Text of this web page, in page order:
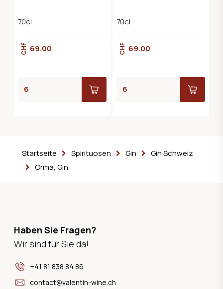
70cl
CHF 69.00
70cl
CHF 69.00
Startseite Spirituosen Gin
Gin Schweiz
Orma, Gin
Haben Sie Fragen?
Wir sind für Sie da!
+41 81 838 84 86
contact@valentin-wine.ch